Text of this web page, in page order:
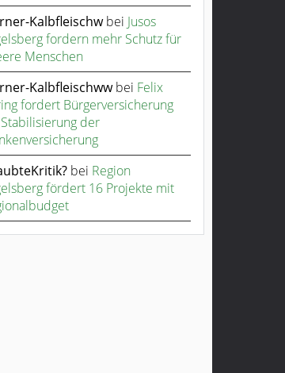
Kalbfleischwbei Jusos
fordern mehr Schutz für
Menschen
Kalbfleischwwbei Felix
fordert Bürgerversicherung
der
bei Region
fördert 16 Projekte mit